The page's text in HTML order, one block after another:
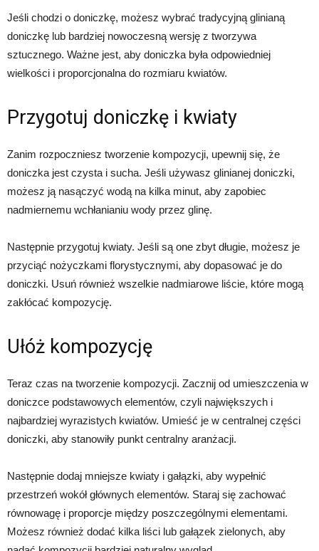
Jeśli chodzi o doniczkę, możesz wybrać tradycyjną glinianą
doniczkę lub bardziej nowoczesną wersję z tworzywa
sztucznego. Ważne jest, aby doniczka była odpowiedniej
wielkości i proporcjonalna do rozmiaru kwiatów.
Przygotuj doniczkę i kwiaty
Zanim rozpoczniesz tworzenie kompozycji, upewnij się, że
doniczka jest czysta i sucha. Jeśli używasz glinianej doniczki,
możesz ją nasączyć wodą na kilka minut, aby zapobiec
nadmiernemu wchłanianiu wody przez glinę.
Następnie przygotuj kwiaty. Jeśli są one zbyt długie, możesz je
przyciąć nożyczkami florystycznymi, aby dopasować je do
doniczki. Usuń również wszelkie nadmiarowe liście, które mogą
zakłócać kompozycję.
Ułóż kompozycję
Teraz czas na tworzenie kompozycji. Zacznij od umieszczenia w
doniczce podstawowych elementów, czyli największych i
najbardziej wyrazistych kwiatów. Umieść je w centralnej części
doniczki, aby stanowiły punkt centralny aranżacji.
Następnie dodaj mniejsze kwiaty i gałązki, aby wypełnić
przestrzeń wokół głównych elementów. Staraj się zachować
równowagę i proporcje między poszczególnymi elementami.
Możesz również dodać kilka liści lub gałązek zielonych, aby